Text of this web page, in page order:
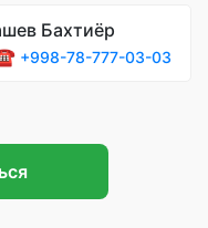
Бахтиёр
☎️ +998-78-777-03-03